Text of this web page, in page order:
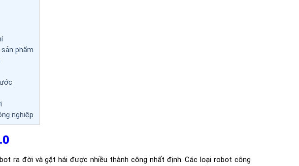
phẩm
nghiệp
ra đời và gặt hái được nhiều thành công nhất định. Các loại robot công